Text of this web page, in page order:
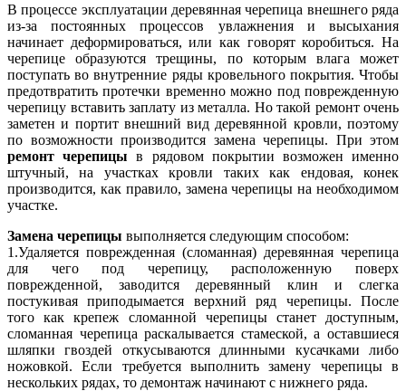
В процессе эксплуатации деревянная черепица внешнего ряда
из-за постоянных процессов увлажнения и высыхания
начинает деформироваться, или как говорят коробиться. На
черепице образуются трещины, по которым влага может
поступать во внутренние ряды кровельного покрытия. Чтобы
предотвратить протечки временно можно под поврежденную
черепицу вставить заплату из металла. Но такой ремонт очень
заметен и портит внешний вид деревянной кровли, поэтому
по возможности производится замена черепицы. При этом
ремонт черепицы в рядовом покрытии возможен именно
штучный, на участках кровли таких как ендовая, конек
производится, как правило, замена черепицы на необходимом
участке.
Замена черепицы выполняется следующим способом:
1.Удаляется поврежденная (сломанная) деревянная черепица
для чего под черепицу, расположенную поверх
поврежденной, заводится деревянный клин и слегка
постукивая приподымается верхний ряд черепицы. После
того как крепеж сломанной черепицы станет доступным,
сломанная черепица раскалывается стамеской, а оставшиеся
шляпки гвоздей откусываются длинными кусачками либо
ножовкой. Если требуется выполнить замену черепицы в
нескольких рядах, то демонтаж начинают с нижнего ряда.